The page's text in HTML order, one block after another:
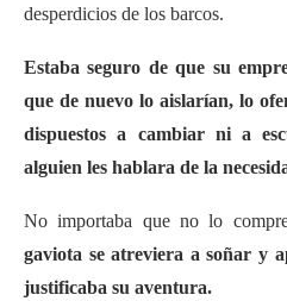
desperdicios de los barcos.
Estaba seguro de que su
que de nuevo lo aislarían, lo
dispuestos a cambiar ni a
alguien les hablara de la
No importaba que no lo
gaviota se atreviera a soñar y
justificaba su aventura.